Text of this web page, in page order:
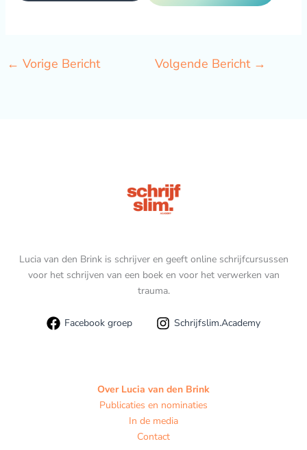
← Vorige Bericht Volgende Bericht →
Lucia van den Brink is schrijver en geeft online schrijfcursussen
voor het schrijven van een boek en voor het verwerken van
trauma.
Facebook groep Schrijfslim.Academy
Over Lucia van den Brink
Publicaties en nominaties
In de media
Contact